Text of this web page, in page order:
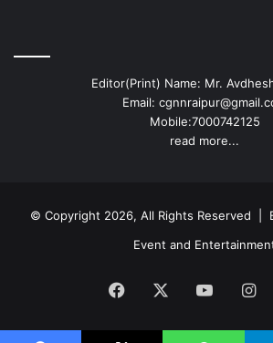
Editor(Print) Name: Mr.
Email:
Mobile:7000742125
read more...
© Copyright 2026, All Rights Reserved |
Event and
Facebook YouTube